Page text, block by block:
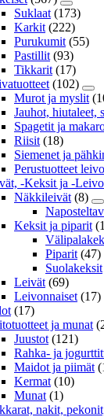
Suklaat (173)
Karkit (222)
Purukumit (55)
Pastillit (93)
Tikkarit (17)
(102)
Murot ja myslit
Jauhot, hiutaleet,
Spagetit ja
Riisit (18)
Siemenet ja
Perustuotteet
-Keksit ja -
Näkkileivät (8)
Keksit ja piparit
Piparit (47)
Suolakeksit
Leivät (69)
Leivonnaiset (17)
(17)
ja munat
Juustot (121)
Rahka- ja
Maidot ja piimät
Kermat (10)
Munat (1)
nakit,